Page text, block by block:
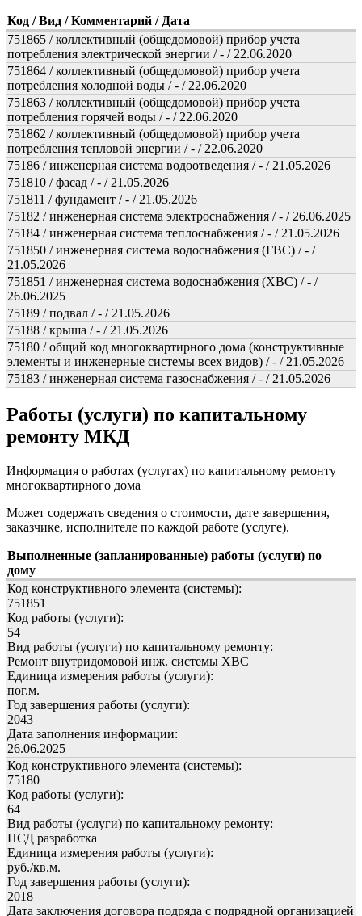
Код / Вид / Комментарий / Дата
751865 / коллективный (общедомовой) прибор учета
потребления электрической энергии / - / 22.06.2020
751864 / коллективный (общедомовой) прибор учета
потребления холодной воды / - / 22.06.2020
751863 / коллективный (общедомовой) прибор учета
потребления горячей воды / - / 22.06.2020
751862 / коллективный (общедомовой) прибор учета
потребления тепловой энергии / - / 22.06.2020
75186 / инженерная система водоотведения / - / 21.05.2026
751810 / фасад / - / 21.05.2026
751811 / фундамент / - / 21.05.2026
75182 / инженерная система электроснабжения / - / 26.06.2025
75184 / инженерная система теплоснабжения / - / 21.05.2026
751850 / инженерная система водоснабжения (ГВС) / - /
21.05.2026
751851 / инженерная система водоснабжения (ХВС) / - /
26.06.2025
75189 / подвал / - / 21.05.2026
75188 / крыша / - / 21.05.2026
75180 / общий код многоквартирного дома (конструктивные
элементы и инженерные системы всех видов) / - / 21.05.2026
75183 / инженерная система газоснабжения / - / 21.05.2026
Работы (услуги) по капитальному
ремонту МКД
Информация о работах (услугах) по капитальному ремонту
многоквартирного дома
Может содержать сведения о стоимости, дате завершения,
заказчике, исполнителе по каждой работе (услуге).
Выполненные (запланированные) работы (услуги) по
дому
Код конструктивного элемента (системы):
751851
Код работы (услуги):
54
Вид работы (услуги) по капитальному ремонту:
Ремонт внутридомовой инж. системы ХВС
Единица измерения работы (услуги):
пог.м.
Год завершения работы (услуги):
2043
Дата заполнения информации:
26.06.2025
Код конструктивного элемента (системы):
75180
Код работы (услуги):
64
Вид работы (услуги) по капитальному ремонту:
ПСД разработка
Единица измерения работы (услуги):
руб./кв.м.
Год завершения работы (услуги):
2018
Дата заключения договора подряда с подрядной организацией